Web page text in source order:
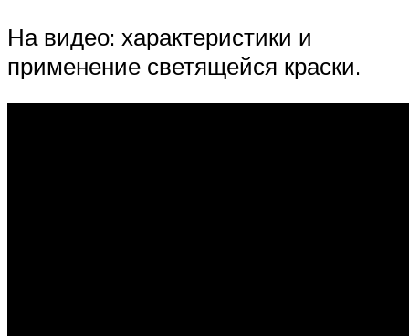
На видео: характеристики и
применение светящейся краски.